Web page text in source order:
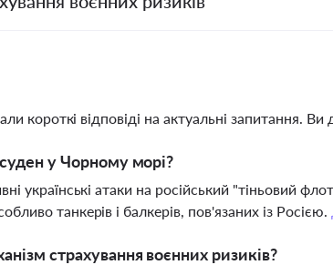
короткі відповіді на актуальні запитання. Ви
у Чорному морі?
українські атаки на російський "тіньовий
танкерів і балкерів, пов'язаних із Росією.
страхування воєнних ризиків?